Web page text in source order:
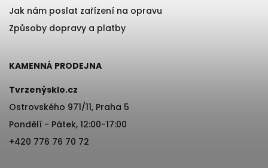
Jak nám poslat zařízení na opravu
Způsoby dopravy a platby
KAMENNÁ PRODEJNA
Tvrzenýsklo.cz
Ostrovského 971/11, Praha 5
Pondělí - Pátek, 12:00-17:00
+420 776 76 70 72